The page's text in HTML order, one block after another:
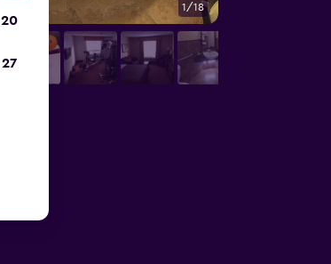
1/18
20
27